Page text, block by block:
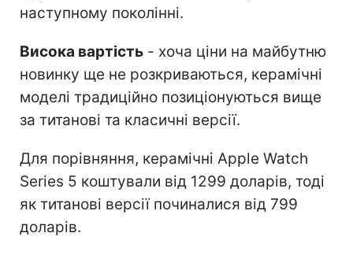
наступному поколінні.
Висока вартість - хоча ціни на майбутню
новинку ще не розкриваються, керамічні
моделі традиційно позиціонуються вище
за титанові та класичні версії.
Для порівняння, керамічні Apple Watch
Series 5 коштували від 1299 доларів, тоді
як титанові версії починалися від 799
доларів.